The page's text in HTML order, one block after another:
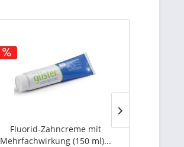
Fluorid-Zahncreme mit
Mehrfachwirkung (150 ml)...